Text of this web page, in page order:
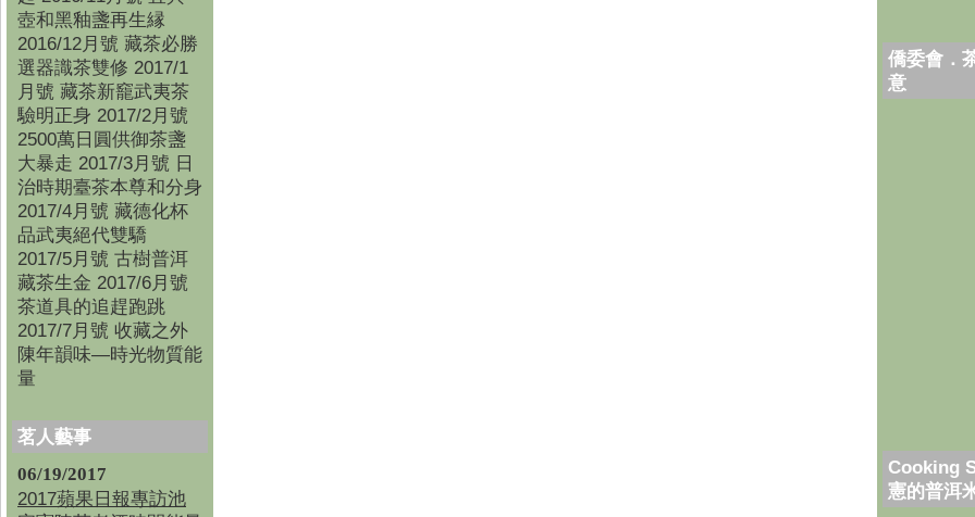
壺和黑釉盞再生縁
2016/12月號 藏茶必勝
選器識茶雙修 2017/1
月號 藏茶新竉武夷茶
驗明正身 2017/2月號
2500萬日圓供御茶盞
大暴走 2017/3月號 日
治時期臺茶本尊和分身
2017/4月號 藏德化杯
品武夷絕代雙驕
2017/5月號 古樹普洱
藏茶生金 2017/6月號
茶道具的追趕跑跳
2017/7月號 收藏之外
陳年韻味—時光物質能
量
茗人藝事
06/19/2017
2017蘋果日報專訪池
僑委會．
意
Cooking
憲的普洱